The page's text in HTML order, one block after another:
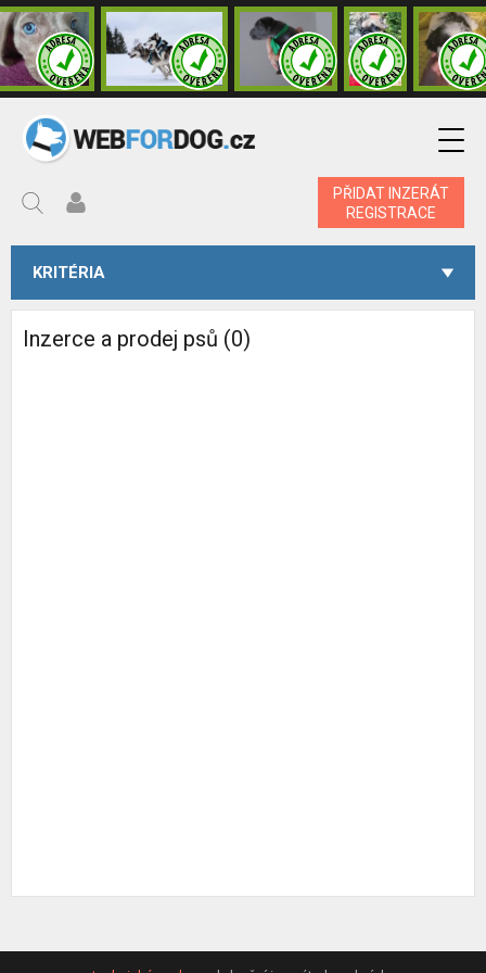
PŘIDAT INZERÁT
REGISTRACE
KRITÉRIA
Inzerce a prodej psů (0)